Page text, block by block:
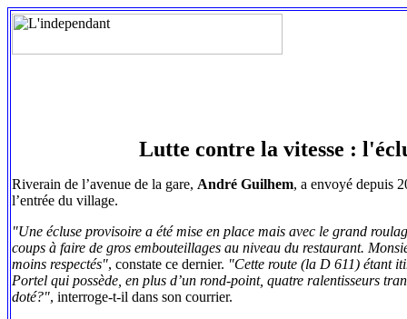
Lutte contre la vitesse :
Riverain de l’avenue de la gare, André Guilhem, a envoyé depuis
l’entrée du village.
"Une écluse provisoire a été mise en place mais avec le grand
coups à faire de gros embouteillages au niveau du restaurant.
moins respectés", constate ce dernier. "Cette route (la D 611) étant
Portel qui possède, en plus d’un rond-point, quatre ralentisseurs
doté?", interroge-t-il dans son courrier.